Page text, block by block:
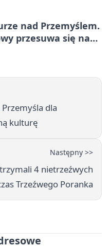
nad Przemyślem.
przesuwa się na
dla
kulturę
Następny >>
4 nietrzeźwych
Trzeźwego Poranka